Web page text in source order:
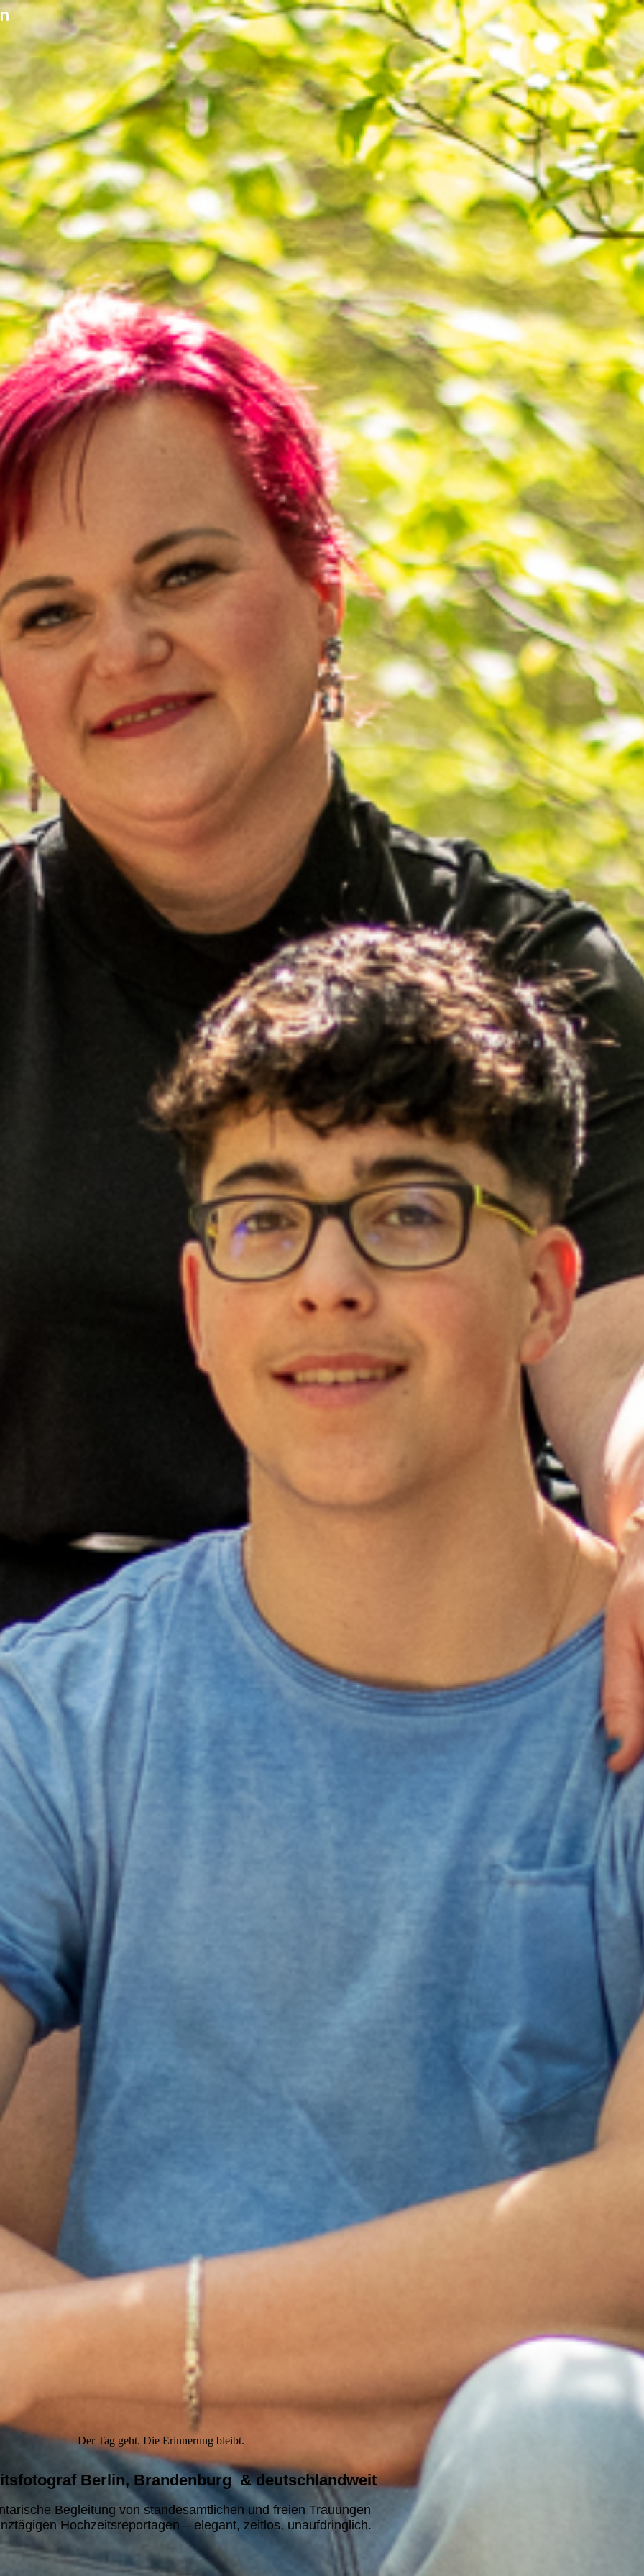
Der Tag geht. Die Erinnerung bleibt.
Berlin, Brandenburg & deutschlandweit
Begleitung von standesamtlichen und freien Trauungen
Hochzeitsreportagen – elegant, zeitlos, unaufdringlich.